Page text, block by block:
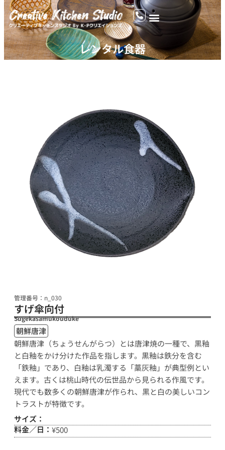
レンタル食器
管理番号：n_030
すげ傘向付
Sugekasamukouduke
朝鮮唐津
朝鮮唐津（ちょうせんがらつ）とは唐津焼の一種で、黒釉
と白釉をかけ分けた作品を指します。黒釉は鉄分を含む
「鉄釉」であり、白釉は乳濁する「藁灰釉」が典型例とい
えます。古くは桃山時代の伝世品から見られる作風です。
現代でも数多くの朝鮮唐津が作られ、黒と白の美しいコン
トラストが特徴です。
サイズ：
料金／日： ¥500